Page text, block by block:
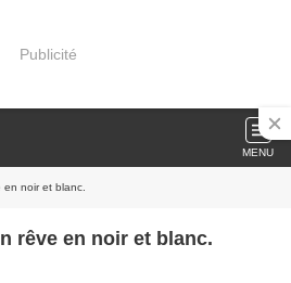
Publicité
MENU
en noir et blanc.
rêve en noir et blanc.